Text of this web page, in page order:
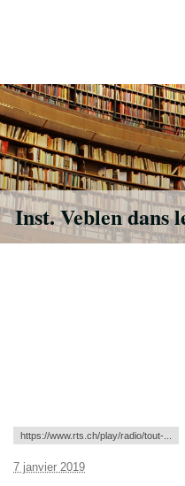
Inst. Veblen dans
https://www.rts.ch/play/radio/tout-...
7 janvier 2019